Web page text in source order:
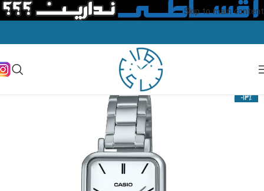
Skip to main content
-13%